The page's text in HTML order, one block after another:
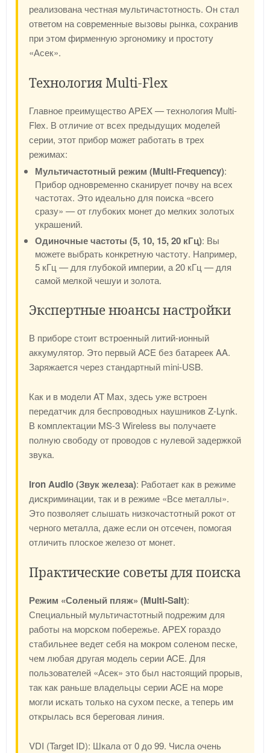
реализована честная мультичастотность. Он стал
ответом на современные вызовы рынка, сохранив
при этом фирменную эргономику и простоту
«Асек».
Технология Multi-Flex
Главное преимущество APEX — технология Multi-
Flex. В отличие от всех предыдущих моделей
серии, этот прибор может работать в трех
режимах:
Мультичастотный режим (Multi-Frequency):
Прибор одновременно сканирует почву на всех
частотах. Это идеально для поиска «всего
сразу» — от глубоких монет до мелких золотых
украшений.
Одиночные частоты (5, 10, 15, 20 кГц): Вы
можете выбрать конкретную частоту. Например,
5 кГц — для глубокой империи, а 20 кГц — для
самой мелкой чешуи и золота.
Экспертные нюансы настройки
В приборе стоит встроенный литий-ионный
аккумулятор. Это первый ACE без батареек AA.
Заряжается через стандартный mini-USB.
Как и в модели AT Max, здесь уже встроен
передатчик для беспроводных наушников Z-Lynk.
В комплектации MS-3 Wireless вы получаете
полную свободу от проводов с нулевой задержкой
звука.
Iron Audio (Звук железа): Работает как в режиме
дискриминации, так и в режиме «Все металлы».
Это позволяет слышать низкочастотный рокот от
черного металла, даже если он отсечен, помогая
отличить плоское железо от монет.
Практические советы для поиска
Режим «Соленый пляж» (Multi-Salt):
Специальный мультичастотный подрежим для
работы на морском побережье. APEX гораздо
стабильнее ведет себя на мокром соленом песке,
чем любая другая модель серии ACE. Для
пользователей «Асек» это был настоящий прорыв,
так как раньше владельцы серии ACE на море
могли искать только на сухом песке, а теперь им
открылась вся береговая линия.
VDI (Target ID): Шкала от 0 до 99. Числа очень